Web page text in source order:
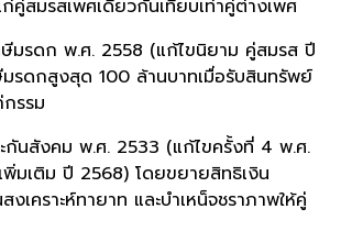
คู่สมรสเพศเดียวกันเทียบเท่าคู่ต่างเพศ
รดก พ.ศ. 2558 (แก้ไขนิยาม คู่สมรส ปี
รดกสูงสุด 100 ล้านบาทเมื่อรับสินทรัพย์
รรม
นสังคม พ.ศ. 2533 (แก้ไขครั้งที่ 4 พ.ศ.
พิ่มเติม ปี 2568) โดยขยายสิทธิเงิน
งเคราะห์ทายาท และบำเหน็จชราภาพให้คู่